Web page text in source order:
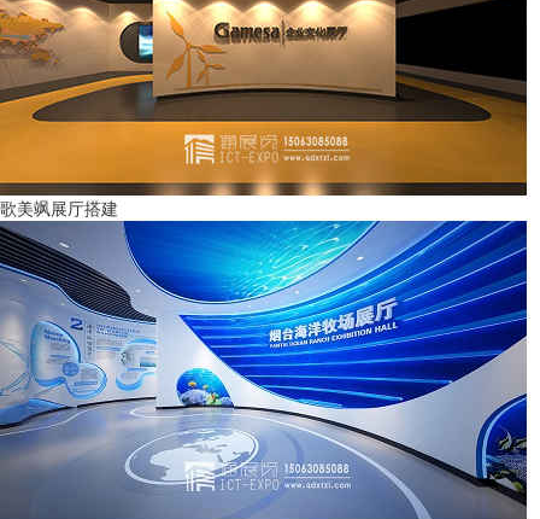
歌美飒展厅搭建